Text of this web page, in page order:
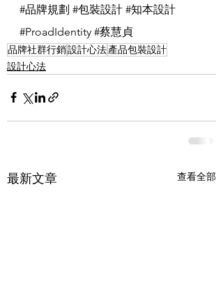
#品牌規劃 #包裝設計 #知本設計
#ProadIdentity #蔡慧貞
品牌社群行銷設計心法產品包裝設計
設計心法
最新文章 查看全部